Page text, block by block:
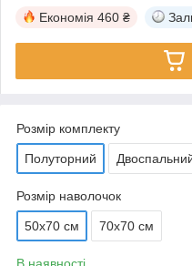
Економія 460 ₴
Розмір комплекту
Полуторний
Розмір наволочок
50х70 см 70х70 см
В наявності